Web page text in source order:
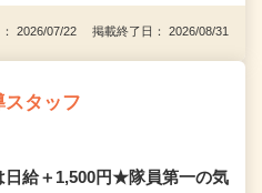
： 2026/07/22 掲載終了日： 2026/08/31
タッフ
日給＋1,500円★隊員第一の気